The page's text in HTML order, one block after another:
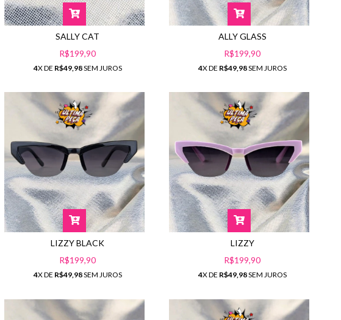
SALLY CAT
R$199,90
4X DE R$49,98SEM JUROS
ALLY GLASS
R$199,90
4X DE R$49,98SEM JUROS
LIZZY BLACK
R$199,90
4X DE R$49,98SEM JUROS
LIZZY
R$199,90
4X DE R$49,98SEM JUROS